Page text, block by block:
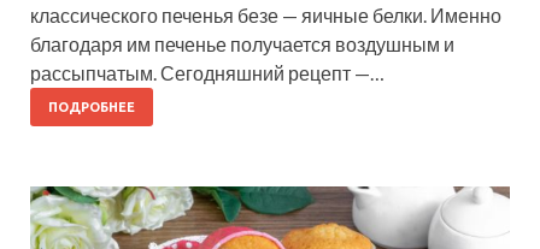
классического печенья безе — яичные белки. Именно
благодаря им печенье получается воздушным и
рассыпчатым. Сегодняшний рецепт —…
ПОДРОБНЕЕ